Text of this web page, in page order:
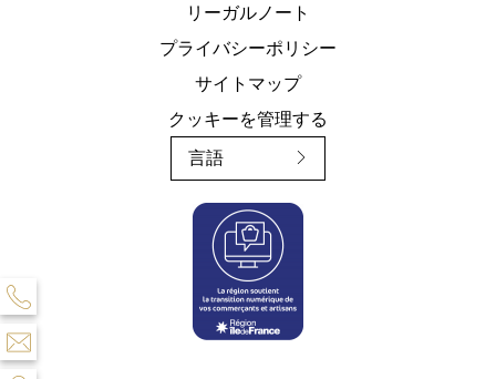
リーガルノート
プライバシーポリシー
サイトマップ
クッキーを管理する
言語